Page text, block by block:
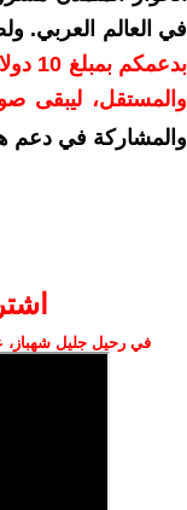
في العالم العربي.
والمستقل، ليبقى
والمشاركة في دعم
في رحيل جليل شهباز،